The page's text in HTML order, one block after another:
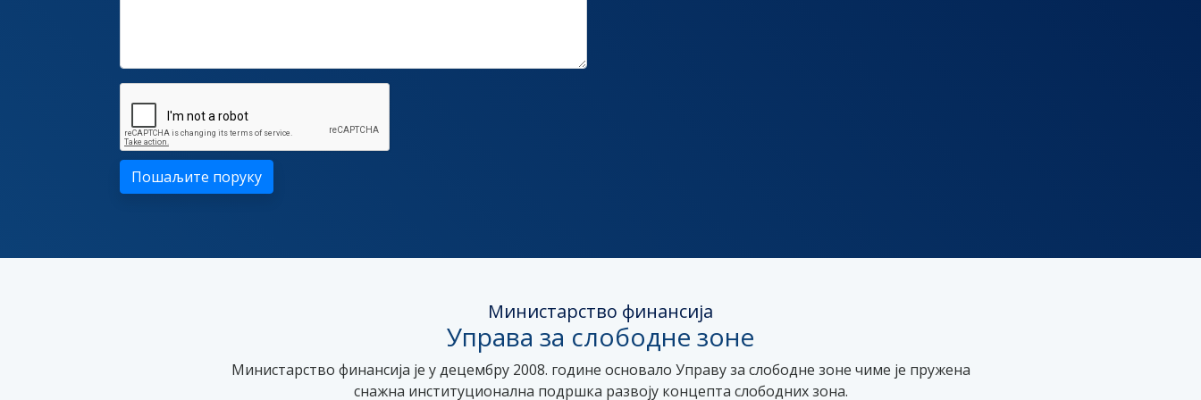
Пошаљите поруку
Министарство финансија
Управа за слободне зоне
Министарство финансија је у децембру 2008. године основало Управу за слободне зоне чиме је пружена
снажна институционална подршка развоју концепта слободних зона.